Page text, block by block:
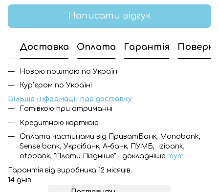
Написати відгук
Доставка Оплата Гарантія
Новою поштою по Україні
Кур'єром по Україні
Більше інформації про доставку
Готівкою при отриманні
Кредитною карткою
Оплата частинами від ПриватБанк, Monobank,
Sense bank, Укрсібанк, А-банк, ПУМБ, izibank,
otpbank, "Плати Піздніше" - докладніше тут
Гарантія від виробника 12 місяців.
14 днів